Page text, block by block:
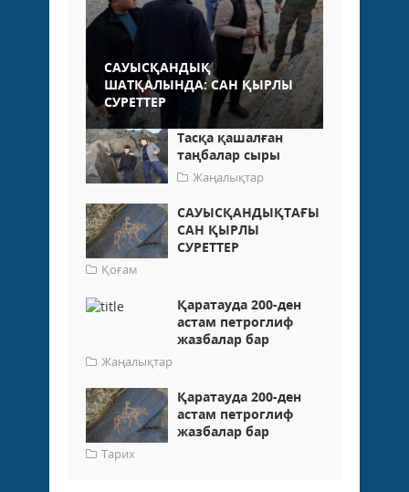
САУЫСҚАНДЫҚ
ШАТҚАЛЫНДА: САН ҚЫРЛЫ
СУРЕТТЕР
Тасқа қашалған
таңбалар сыры
Жаңалықтар
САУЫСҚАНДЫҚТАҒЫ
САН ҚЫРЛЫ
СУРЕТТЕР
Қоғам
Қаратауда 200-ден
астам петроглиф
жазбалар бар
Жаңалықтар
Қаратауда 200-ден
астам петроглиф
жазбалар бар
Тарих